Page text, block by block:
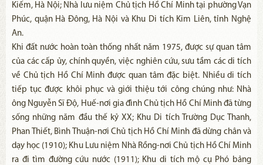
Kiếm, Hà Nội; Nhà lưu niệm Chủ tịch Hồ Chí Minh tại phường Vạn
Phúc, quận Hà Đông, Hà Nội và Khu Di tích Kim Liên, tỉnh Nghệ
An.
Khi đất nước hoàn toàn thống nhất năm 1975, được sự quan tâm
của các cấp ủy, chính quyền, việc nghiên cứu, sưu tầm các di tích
về Chủ tịch Hồ Chí Minh được quan tâm đặc biệt. Nhiều di tích
tiếp tục được khôi phục và giới thiệu tới công chúng như: Nhà
ông Nguyễn Sĩ Độ, Huế-nơi gia đình Chủ tịch Hồ Chí Minh đã từng
sống những năm đầu thế kỷ XX; Khu Di tích Trường Dục Thanh,
Phan Thiết, Bình Thuận-nơi Chủ tịch Hồ Chí Minh đã dừng chân và
dạy học (1910); Khu Lưu niệm Nhà Rồng-nơi Chủ tịch Hồ Chí Minh
ra đi tìm đường cứu nước (1911); Khu di tích mộ cụ Phó bảng